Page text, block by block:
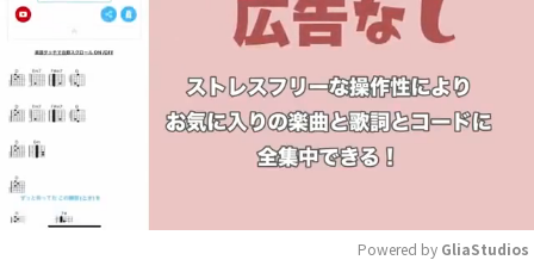
Powered by GliaStudios